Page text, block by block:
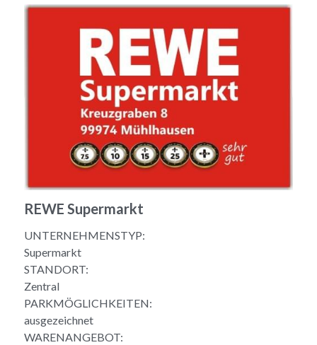
Netzwerk/ Spende/ Preis
Einloggen/Registrieren
Suche
REWE Supermarkt
UNTERNEHMENSTYP:
Supermarkt
STANDORT:
Zentral
PARKMÖGLICHKEITEN:
ausgezeichnet
WARENANGEBOT: